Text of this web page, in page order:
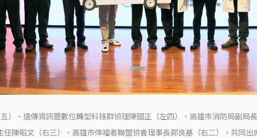
）、遠傳資訊暨數位轉型科技群協理陳國正（左四）、高雄市消防局副局
陳昭文（右三）、高雄市倖福者聯盟協會理事長郭良基（右二），共同